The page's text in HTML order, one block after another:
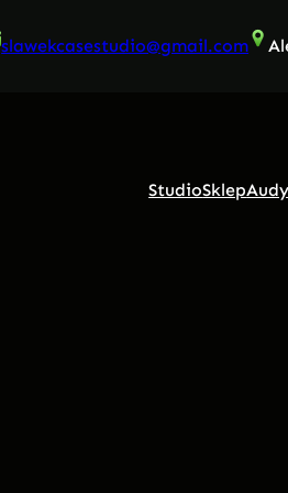
slawekcasestudio@gmail.com
StudioSklep